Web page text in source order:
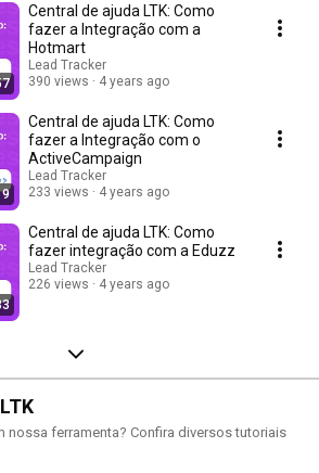
Central de ajuda LTK: Como
fazer a Integração com a
Hotmart
Lead Tracker
390 views
4 years ago
Central de ajuda LTK: Como
fazer a Integração com o
ActiveCampaign
Lead Tracker
233 views
4 years ago
Central de ajuda LTK: Como
fazer integração com a Eduzz
Lead Tracker
226 views
4 years ago
nossa ferramenta? Confira diversos tutoriais